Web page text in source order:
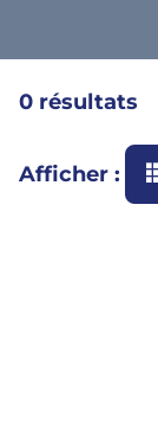
0 résultats
Afficher :